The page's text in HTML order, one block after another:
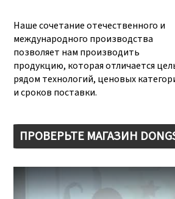
Наше сочетание отечественного и
международного производства
позволяет нам производить
продукцию, которая отличается
рядом технологий, ценовых
и сроков поставки.
ПРОВЕРЬТЕ МАГАЗИН